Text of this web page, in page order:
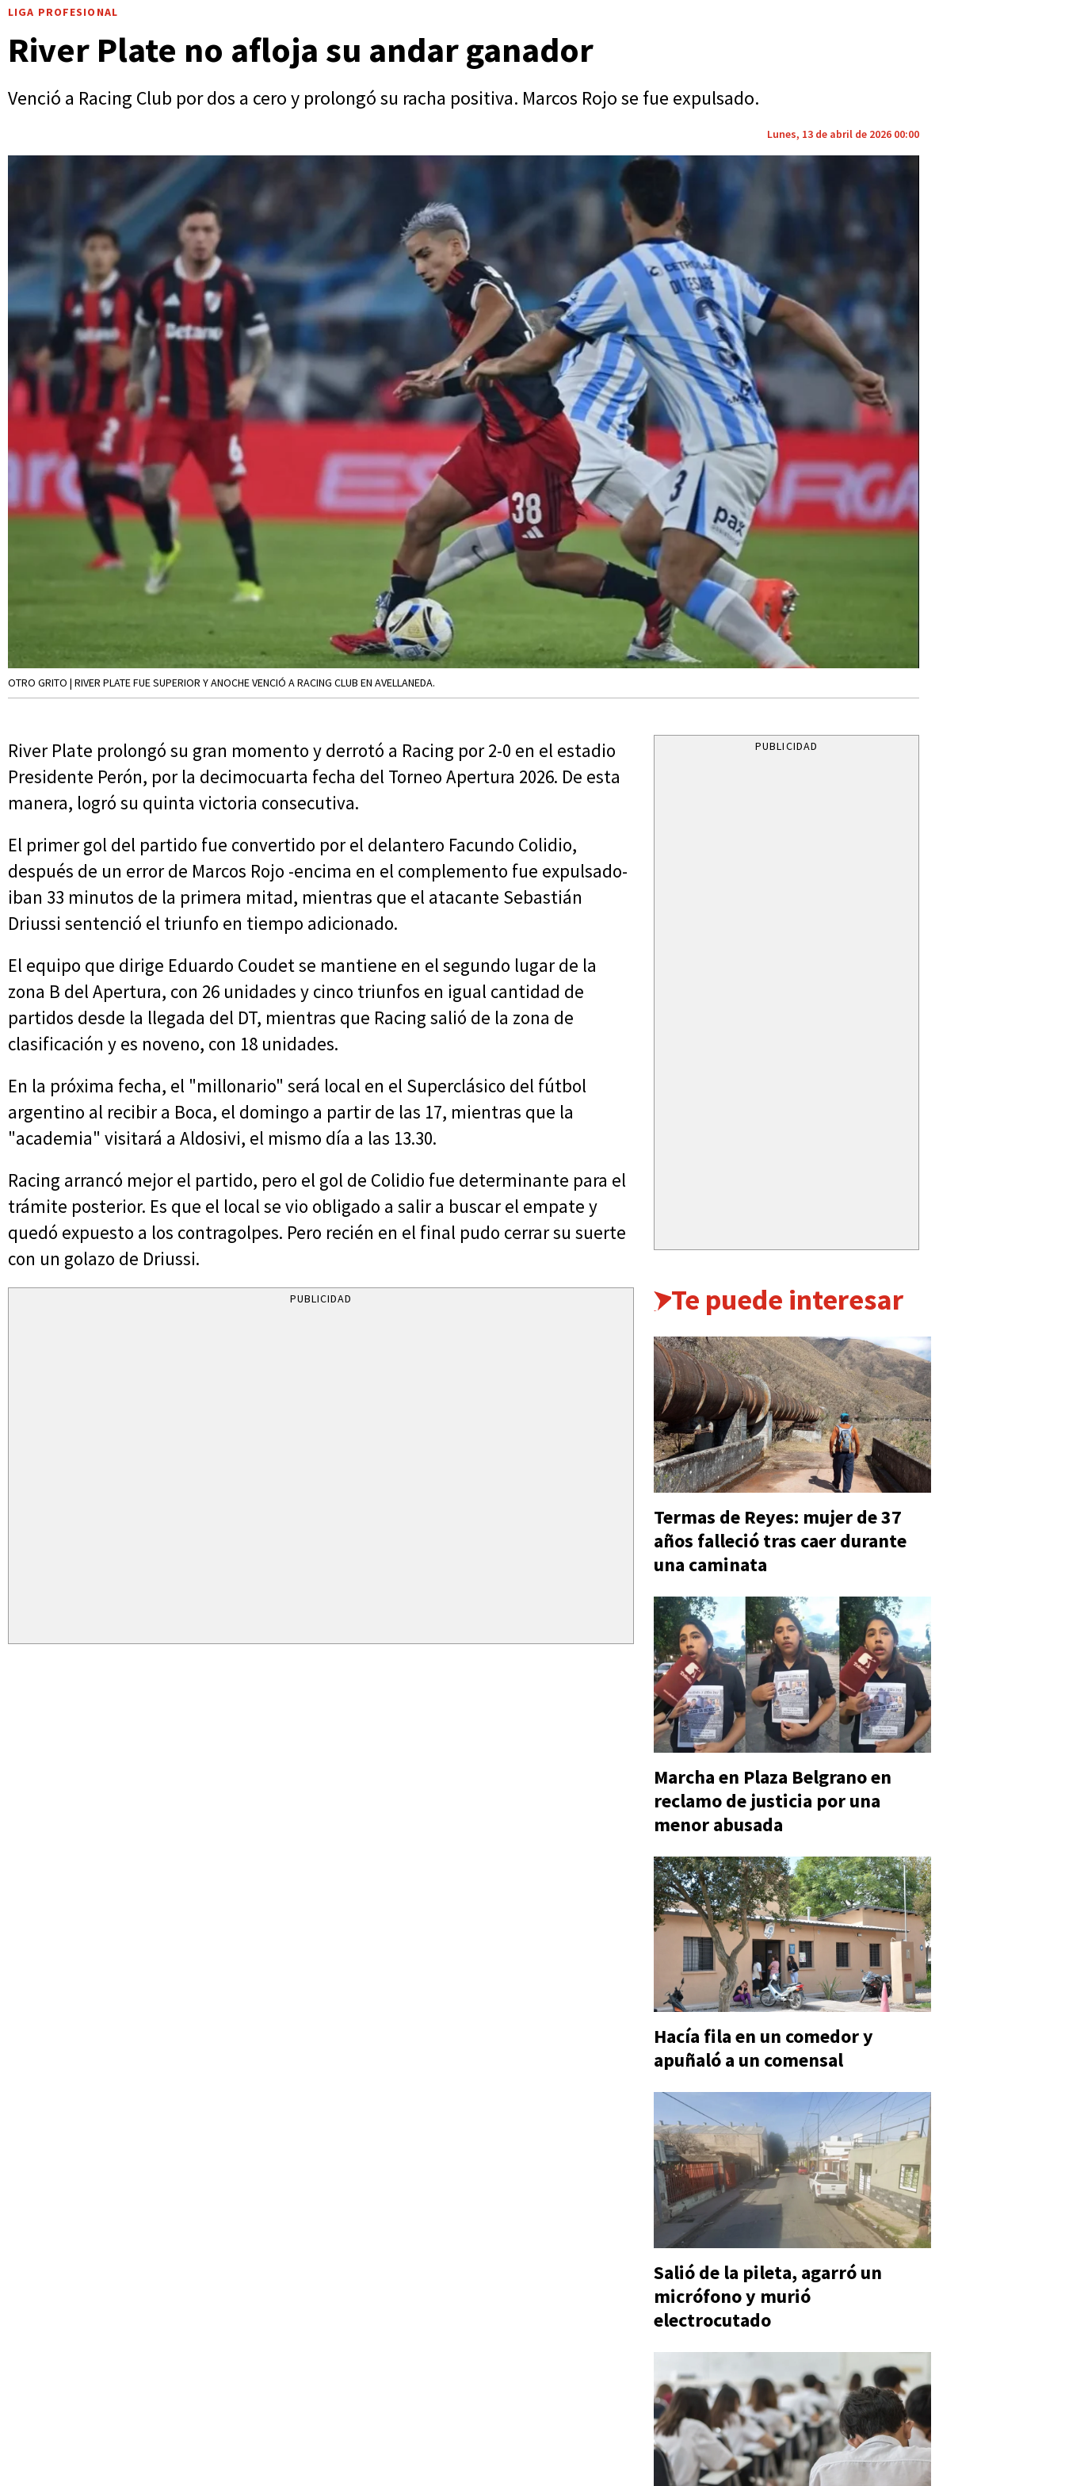
LIGA PROFESIONAL
River Plate no afloja su andar ganador
Venció a Racing Club por dos a cero y prolongó su racha positiva. Marcos Rojo se fue expulsado.
Lunes, 13 de abril de 2026 00:00
OTRO GRITO | RIVER PLATE FUE SUPERIOR Y ANOCHE VENCIÓ A RACING CLUB EN AVELLANEDA.
River Plate prolongó su gran momento y derrotó a Racing por 2-0 en el estadio
Presidente Perón, por la decimocuarta fecha del Torneo Apertura 2026. De esta
manera, logró su quinta victoria consecutiva.
El primer gol del partido fue convertido por el delantero Facundo Colidio,
después de un error de Marcos Rojo -encima en el complemento fue expulsado-
iban 33 minutos de la primera mitad, mientras que el atacante Sebastián
Driussi sentenció el triunfo en tiempo adicionado.
El equipo que dirige Eduardo Coudet se mantiene en el segundo lugar de la
zona B del Apertura, con 26 unidades y cinco triunfos en igual cantidad de
partidos desde la llegada del DT, mientras que Racing salió de la zona de
clasificación y es noveno, con 18 unidades.
En la próxima fecha, el "millonario" será local en el Superclásico del fútbol
argentino al recibir a Boca, el domingo a partir de las 17, mientras que la
"academia" visitará a Aldosivi, el mismo día a las 13.30.
Racing arrancó mejor el partido, pero el gol de Colidio fue determinante para el
trámite posterior. Es que el local se vio obligado a salir a buscar el empate y
quedó expuesto a los contragolpes. Pero recién en el final pudo cerrar su suerte
con un golazo de Driussi.
PUBLICIDAD
PUBLICIDAD
Te puede interesar
Termas de Reyes: mujer de 37
años falleció tras caer durante
una caminata
Marcha en Plaza Belgrano en
reclamo de justicia por una
menor abusada
Hacía fila en un comedor y
apuñaló a un comensal
Salió de la pileta, agarró un
micrófono y murió
electrocutado